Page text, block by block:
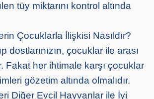
tüy miktarını kontrol altında
Çocuklarla İlişkisi Nasıldır?
dostlarınızın, çocuklar ile arası
Fakat her ihtimale karşı çocuklar
gözetim altında olmalıdır.
Diğer Evcil Hayvanlar ile İyi